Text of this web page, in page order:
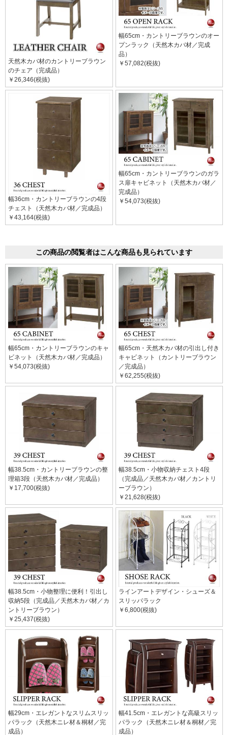
天然木カバ材のカントリーブラウン
のチェア（完成品）
￥26,346(税抜)
幅65cm・カントリーブラウンのオー
プンラック（天然木カバ材／完成
品）
￥57,082(税抜)
幅36cm・カントリーブラウンの4段
チェスト（天然木カバ材／完成品）
￥43,164(税抜)
幅65cm・カントリーブラウンのガラ
ス扉キャビネット（天然木カバ材／
完成品）
￥54,073(税抜)
この商品の閲覧者はこんな商品も見られています
幅65cm・カントリーブラウンのキャ
ビネット（天然木カバ材／完成品）
￥54,073(税抜)
幅65cm・天然木カバ材の引出し付き
キャビネット（カントリーブラウン
／完成品）
￥62,255(税抜)
幅38.5cm・カントリーブラウンの整
理箱3段（天然木カバ材／完成品）
￥17,700(税抜)
幅38.5cm・小物収納チェスト4段
（完成品／天然木カバ材／カントリ
ーブラウン）
￥21,628(税抜)
幅38.5cm・小物整理に便利！引出し
収納5段（完成品／天然木カバ材／カ
ントリーブラウン）
￥25,437(税抜)
ラインアートデザイン・シューズ＆
スリッパラック
￥6,800(税抜)
幅29cm・エレガントなスリムスリッ
パラック（天然木ニレ材＆桐材／完
成品）
幅41.5cm・エレガントな高級スリッ
パラック（天然木ニレ材＆桐材／完
成品）